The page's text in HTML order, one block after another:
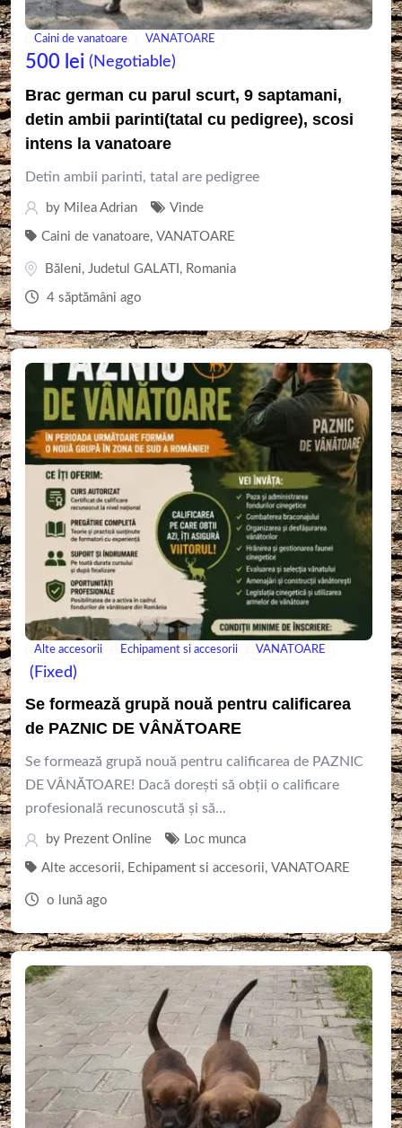
Caini de vanatoare VANATOARE
500 lei (Negotiable)
Brac german cu parul scurt, 9 saptamani,
detin ambii parinti(tatal cu pedigree), scosi
intens la vanatoare
Detin ambii parinti, tatal are pedigree
by Milea Adrian Vinde
Caini de vanatoare, VANATOARE
Băleni, Judetul GALATI , Romania
4 săptămâni ago
Alte accesorii Echipament si accesorii VANATOARE
(Fixed)
Se formează grupă nouă pentru calificarea
de PAZNIC DE VÂNĂTOARE
Se formează grupă nouă pentru calificarea de PAZNIC
DE VÂNĂTOARE! Dacă dorești să obții o calificare
profesională recunoscută și să...
by Prezent Online Loc munca
Alte accesorii, Echipament si accesorii, VANATOARE
o lună ago